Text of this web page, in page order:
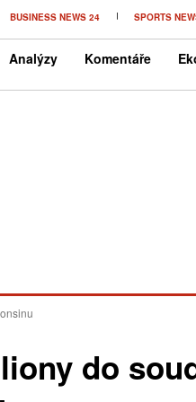
BUSINESS NEWS 24 SPORTS
Analýzy Komentáře
do